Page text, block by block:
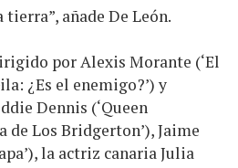
añade De León.
por Alexis Morante (‘El
¿Es el enemigo?’) y
Dennis (‘Queen
Los Bridgerton’), Jaime
la actriz canaria Julia